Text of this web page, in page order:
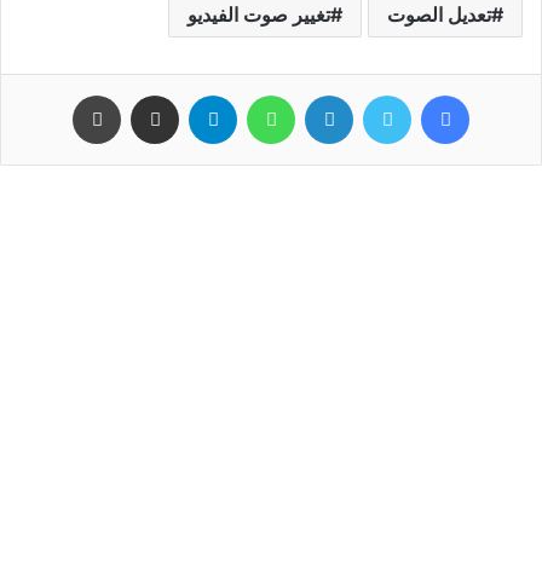
تعديل الصوت تغيير صوت الفيديو
فيسبوك تويتر لينكدإن واتساب تيلقرام مشاركة عبر البريد